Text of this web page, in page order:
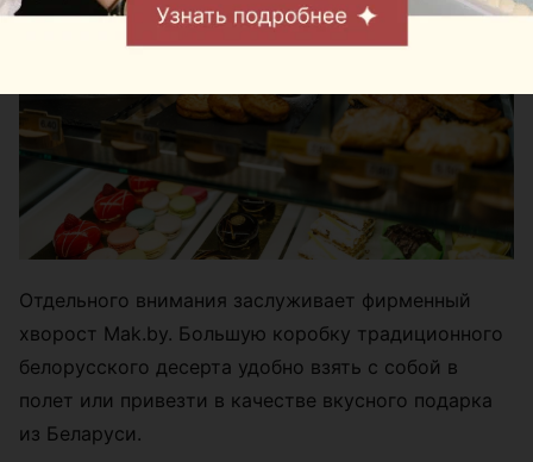
Отдельного внимания заслуживает фирменный
хворост Mak.by. Большую коробку традиционного
белорусского десерта удобно взять с собой в
полет или привезти в качестве вкусного подарка
из Беларуси.